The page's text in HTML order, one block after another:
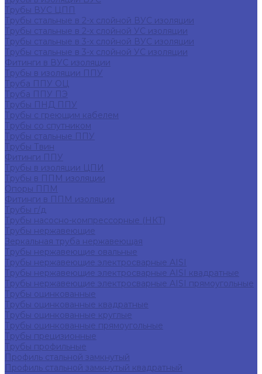
Трубы ВУС ЦПП
Трубы стальные в 2-х слойной ВУС изоляции
Трубы стальные в 2-х слойной УС изоляции
Трубы стальные в 3-х слойной ВУС изоляции
Трубы стальные в 3-х слойной УС изоляции
Фитинги в ВУС изоляции
Трубы в изоляции ППУ
Труба ППУ ОЦ
Труба ППУ ПЭ
Трубы ПНД ППУ
Трубы с греющим кабелем
Трубы со спутником
Трубы стальные ППУ
Трубы Твин
Фитинги ППУ
Трубы в изоляции ЦПИ
Трубы в ППМ изоляции
Опоры ППМ
Фитинги в ППМ изоляции
Трубы г/д
Трубы насосно-компрессорные (НКТ)
Трубы нержавеющие
Зеркальная труба нержавеющая
Трубы нержавеющие овальные
Трубы нержавеющие электросварные AISI
Трубы нержавеющие электросварные AISI квадратные
Трубы нержавеющие электросварные AISI прямоугольные
Трубы оцинкованные
Трубы оцинкованные квадратные
Трубы оцинкованные круглые
Трубы оцинкованные прямоугольные
Трубы прецизионные
Трубы профильные
Профиль стальной замкнутый
Профиль стальной замкнутый квадратный